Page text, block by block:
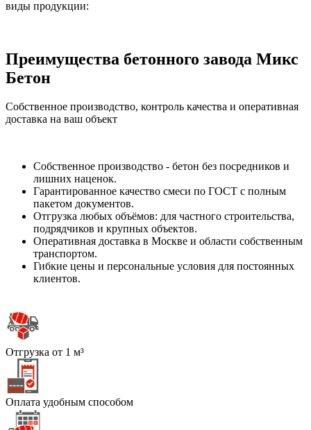
виды продукции:
Преимущества бетонного завода Микс
Бетон
Собственное производство, контроль качества и оперативная
доставка на ваш объект
Собственное производство - бетон без посредников и
лишних наценок.
Гарантированное качество смеси по ГОСТ с полным
пакетом документов.
Отгрузка любых объёмов: для частного строительства,
подрядчиков и крупных объектов.
Оперативная доставка в Москве и области собственным
транспортом.
Гибкие цены и персональные условия для постоянных
клиентов.
Отгрузка от 1 м³
Оплата удобным способом